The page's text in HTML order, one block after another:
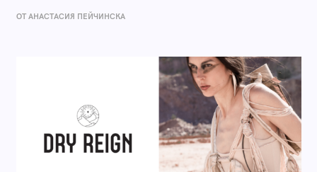
ОТ AНАСТАСИЯ ПЕЙЧИНСКА